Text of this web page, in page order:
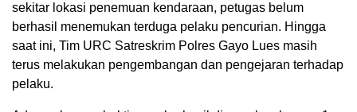
sekitar lokasi penemuan kendaraan, petugas belum
berhasil menemukan terduga pelaku pencurian. Hingga
saat ini, Tim URC Satreskrim Polres Gayo Lues masih
terus melakukan pengembangan dan pengejaran terhadap
pelaku.